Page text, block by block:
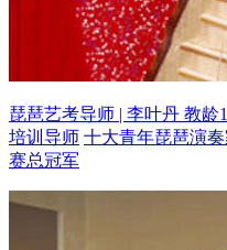
琵琶艺考导师 | 李叶丹 教龄
培训导师 十大青年琵琶演
赛总冠军